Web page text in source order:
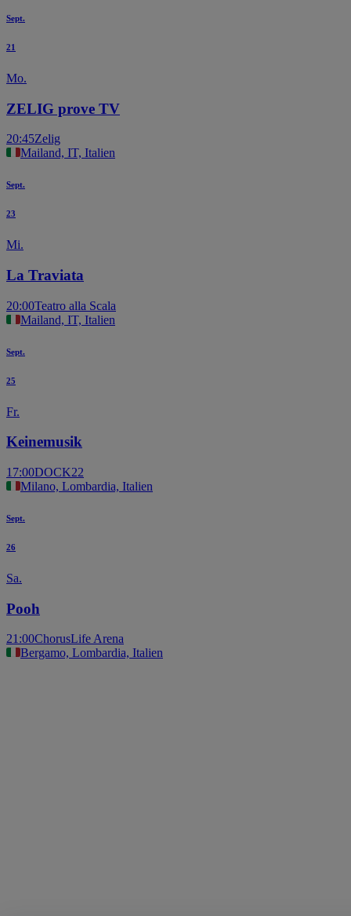
Sept.
21
Mo.
ZELIG prove TV
20:45Zelig
Mailand, IT, Italien
Sept.
23
Mi.
La Traviata
20:00Teatro alla Scala
Mailand, IT, Italien
Sept.
25
Fr.
Keinemusik
17:00DOCK22
Milano, Lombardia, Italien
Sept.
26
Sa.
Pooh
21:00ChorusLife Arena
Bergamo, Lombardia, Italien